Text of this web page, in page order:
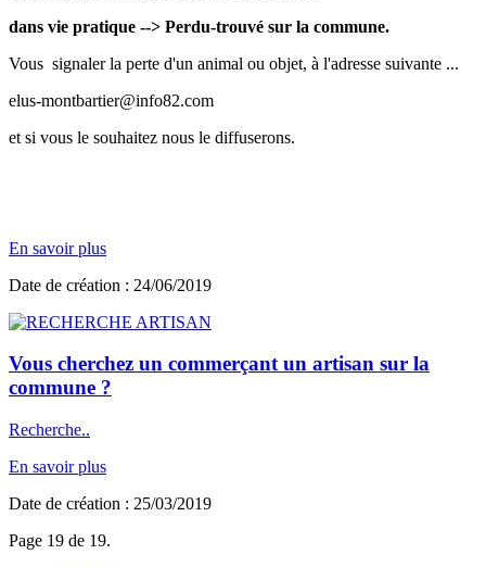
dans vie pratique --> Perdu-trouvé sur la commune.
Vous signaler la perte d'un animal ou objet, à l'adresse suivante ...
elus-montbartier@info82.com
et si vous le souhaitez nous le diffuserons.
En savoir plus
Date de création : 24/06/2019
Vous cherchez un commerçant un artisan sur la
commune ?
Recherche..
En savoir plus
Date de création : 25/03/2019
Page 19 de 19.